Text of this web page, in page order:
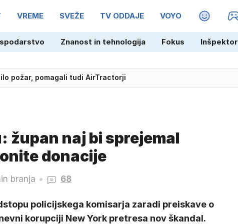
VREME SVEŽE TV ODDAJE VOYO MAGAZIN
Znanost in tehnologija Fokus Inšpektor
požar, pomagali tudi AirTractorji
v polfinale EP
župan naj bi sprejemal
donacije
branja 68
policijskega komisarja zaradi preiskave o
korupciji New York pretresa nov škandal.